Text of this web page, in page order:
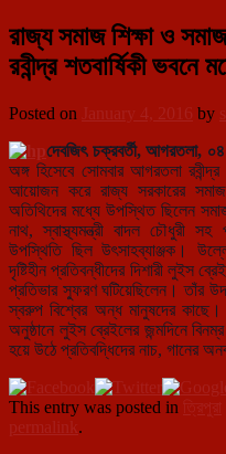
রাজ্য সমাজ শিক্ষা ও
রবীন্দ্র শতবার্ষিকী ভবনে
Posted on January 4, 2016 by
দেবজিৎ চক্রবর্তী, আগরতলা,
অঙ্গ হিসেবে সোমবার আগরতলা
আয়োজন করে রাজ্য সরকারের
অতিথিদের মধ্যে উপস্থিত ছিলেন
নাথ, স্বাস্থ্যমন্ত্রী বাদল চৌধুরী
উপস্থিতি ছিলউৎসাহব্যাঞ্জক।
দৃষ্টিহীন প্রতিবন্ধীদের দিশারী লুইস
প্রতিভার স্ফুরণ ঘটিয়েছিলেন। তাঁর
স্বরুপ বিশ্বের অন্ধ মানুষদের কাছে।
অনুষ্ঠানে লুইস ব্রেইলের জন্মদিনে
হয়ে উঠে প্রতিবদ্ধিদের নাচ, গানের
This entry was posted in ত্রিপুরা
permalink.